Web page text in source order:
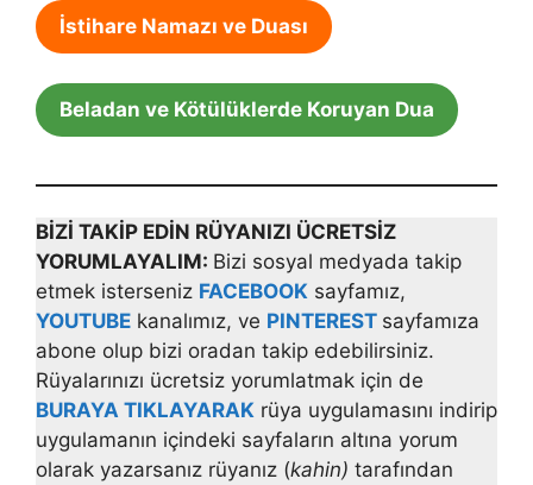
İstihare Namazı ve Duası
Beladan ve Kötülüklerde Koruyan Dua
BİZİ TAKİP EDİN RÜYANIZI ÜCRETSİZ
YORUMLAYALIM: Bizi sosyal medyada takip
etmek isterseniz FACEBOOK sayfamız,
YOUTUBE kanalımız, ve PINTEREST sayfamıza
abone olup bizi oradan takip edebilirsiniz.
Rüyalarınızı ücretsiz yorumlatmak için de
BURAYA TIKLAYARAK rüya uygulamasını indirip
uygulamanın içindeki sayfaların altına yorum
olarak yazarsanız rüyanız (kahin) tarafından